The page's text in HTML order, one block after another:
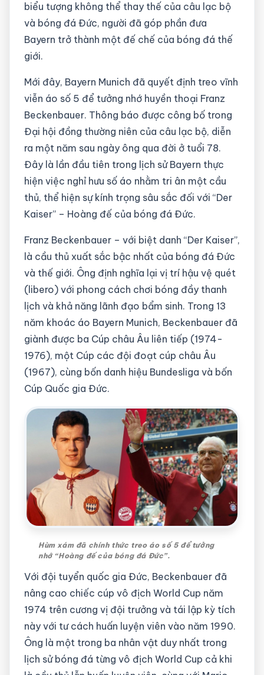
biểu tượng không thể thay thế của câu lạc bộ
và bóng đá Đức, người đã góp phần đưa
Bayern trở thành một đế chế của bóng đá thế
giới.
Mới đây, Bayern Munich đã quyết định treo vĩnh
viễn áo số 5 để tưởng nhớ huyền thoại Franz
Beckenbauer. Thông báo được công bố trong
Đại hội đồng thường niên của câu lạc bộ, diễn
ra một năm sau ngày ông qua đời ở tuổi 78.
Đây là lần đầu tiên trong lịch sử Bayern thực
hiện việc nghỉ hưu số áo nhằm tri ân một cầu
thủ, thể hiện sự kính trọng sâu sắc đối với “Der
Kaiser” – Hoàng đế của bóng đá Đức.
Franz Beckenbauer – với biệt danh “Der Kaiser”,
là cầu thủ xuất sắc bậc nhất của bóng đá Đức
và thế giới. Ông định nghĩa lại vị trí hậu vệ quét
(libero) với phong cách chơi bóng đầy thanh
lịch và khả năng lãnh đạo bẩm sinh. Trong 13
năm khoác áo Bayern Munich, Beckenbauer đã
giành được ba Cúp châu Âu liên tiếp (1974-
1976), một Cúp các đội đoạt cúp châu Âu
(1967), cùng bốn danh hiệu Bundesliga và bốn
Cúp Quốc gia Đức.
Hùm xám đã chính thức treo áo số 5 để tưởng
nhớ “Hoàng đế của bóng đá Đức”.
Với đội tuyển quốc gia Đức, Beckenbauer đã
nâng cao chiếc cúp vô địch World Cup năm
1974 trên cương vị đội trưởng và tái lập kỳ tích
này với tư cách huấn luyện viên vào năm 1990.
Ông là một trong ba nhân vật duy nhất trong
lịch sử bóng đá từng vô địch World Cup cả khi